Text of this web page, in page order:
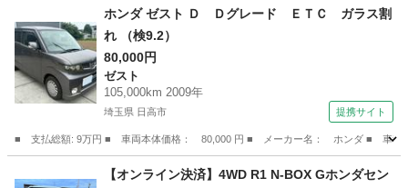
松戸駅 N-BOX
ホンダ ゼスト Ｄ Ｄグレード ＥＴＣ ガラス割
れ （検9.2）
80,000円
ゼスト
105,000km 2009年
埼玉県 日高市 提携サイト
■ 支払総額: 9万円 ■ 車両本体価格： 80,000 円 ■ メーカー名： ホンダ ■
ゼスト
【オンライン決済】4WD R1 N-BOX Gホンダセン